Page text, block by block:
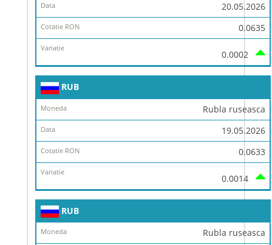
20.05.2026
0.0635
0.0002
RUB
Rubla ruseasca
19.05.2026
0.0633
0.0014
RUB
Rubla ruseasca